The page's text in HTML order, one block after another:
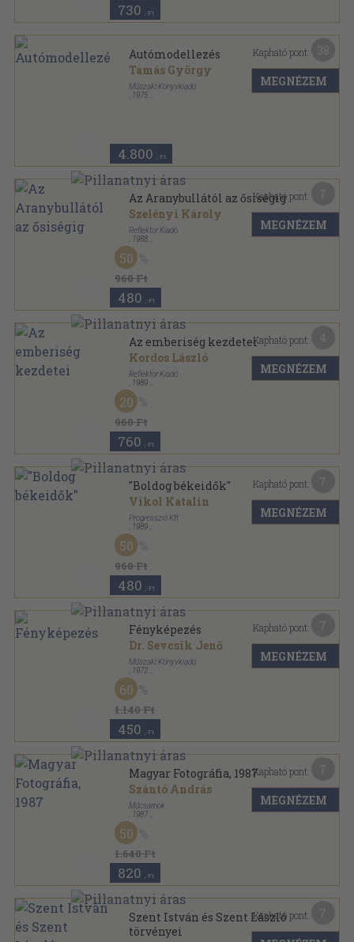
730 ,-Ft
Autómodellezés
Tamás György
Műszaki Könyvkiadó
1975
4.800 ,-Ft
Kapható pont:
MEGNÉZEM
Az Aranybullától az ősiségig
Szelényi Károly
Reflektor Kiadó
1988
Tűzött kötés
Magyar Évszázadok sorozat
960 Ft
50
480 ,-Ft
Kapható pont:
MEGNÉZEM
Az emberiség kezdetei
Kordos László
Reflektor Kiadó
1989
Tűzött kötés
Az emberiség története sorozat
960 Ft
20
760 ,-Ft
Kapható pont:
MEGNÉZEM
"Boldog békeidők"
Vikol Katalin
Progresszió Kft
1989
Tűzött kötés
Magyar évszázadok sorozat
960 Ft
50
480 ,-Ft
Kapható pont:
MEGNÉZEM
Fényképezés
Dr. Sevcsik Jenő
Műszaki Könyvkiadó
1972
Fűzött papírkötés
1.140 Ft
60
450 ,-Ft
Kapható pont:
MEGNÉZEM
Magyar Fotográfia, 1987
Szántó András
Műcsarnok
1987
Ragasztott papírkötés
1.640 Ft
50
820 ,-Ft
Kapható pont:
MEGNÉZEM
Szent István és Szent László
törvényei
Kapható pont: